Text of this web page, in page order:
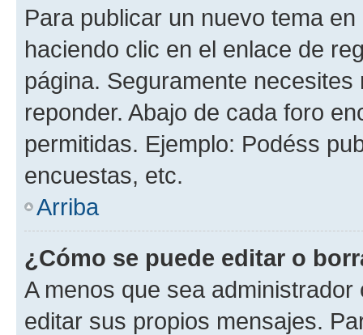
Para publicar un nuevo tema
haciendo clic en el enlace de
página. Seguramente
reponder. Abajo de cada foro
permitidas. Ejemplo: Podéss
encuestas, etc.
Arriba
¿Cómo se puede editar o
A menos que sea
editar sus propios mensajes.